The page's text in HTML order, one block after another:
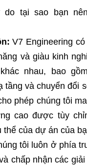
do tại sao bạn
V7 Engineering
và giàu kinh
nhau, bao
tầng và chuyển đổi
phép chúng tôi
cao được tùy
thể của dự án của
tôi luôn ở phía
chấp nhận các